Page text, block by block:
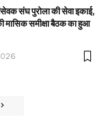
संघ पुरोला की सेवा इकाई,
मासिक समीक्षा बैठक का हुआ